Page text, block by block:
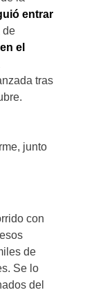
entrar
de
el
tras
junto
con
de
Se lo
del